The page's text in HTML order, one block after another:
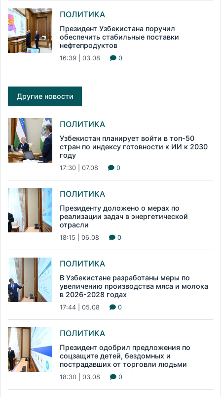
ПОЛИТИКА
Президент Узбекистана поручил
обеспечить стабильные поставки
нефтепродуктов
16:39 | 03.08 0
Другие новости
ПОЛИТИКА
Узбекистан планирует войти в топ-50
стран по индексу готовности к ИИ к 2030
году
17:30 | 07.08 0
ПОЛИТИКА
Президенту доложено о мерах по
реализации задач в энергетической
отрасли
18:15 | 06.08 0
ПОЛИТИКА
В Узбекистане разработаны меры по
увеличению производства мяса и молока
в 2026-2028 годах
17:44 | 05.08 0
ПОЛИТИКА
Президент одобрил предложения по
соцзащите детей, бездомных и
пострадавших от торговли людьми
18:30 | 03.08 0